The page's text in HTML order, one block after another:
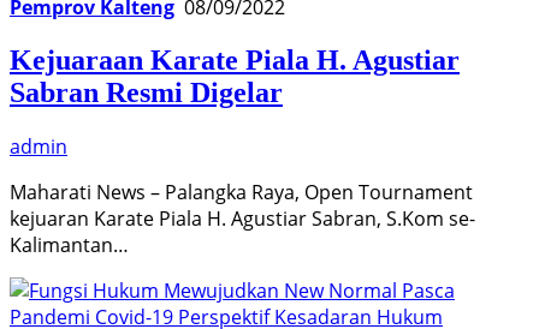
Pemprov Kalteng 08/09/2022
Kejuaraan Karate Piala H. Agustiar
Sabran Resmi Digelar
admin
Maharati News – Palangka Raya, Open Tournament
kejuaran Karate Piala H. Agustiar Sabran, S.Kom se-
Kalimantan…